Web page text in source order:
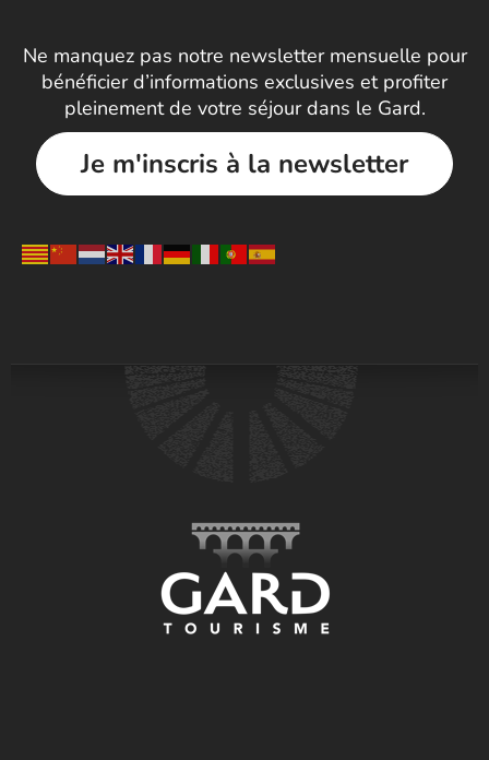
Ne manquez pas notre newsletter mensuelle pour
bénéficier d’informations exclusives et profiter
pleinement de votre séjour dans le Gard.
Je m'inscris à la newsletter